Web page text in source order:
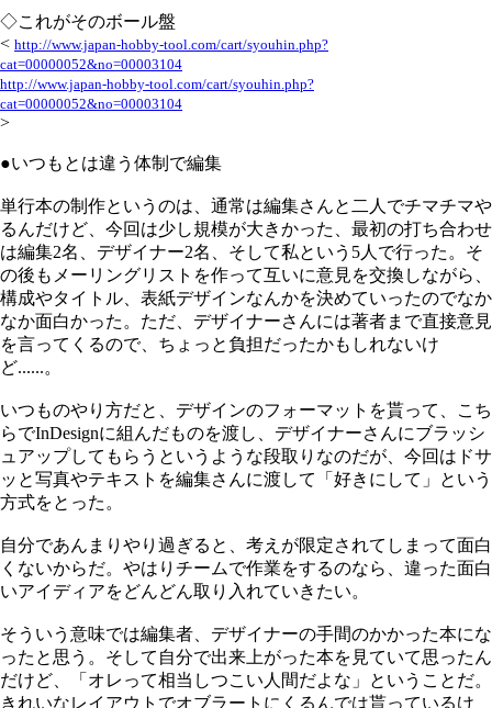
◇これがそのボール盤
< http://www.japan-hobby-tool.com/cart/syouhin.php?
cat=00000052&no=00003104
http://www.japan-hobby-tool.com/cart/syouhin.php?
cat=00000052&no=00003104
>
●いつもとは違う体制で編集
単行本の制作というのは、通常は編集さんと二人でチマチマや
るんだけど、今回は少し規模が大きかった、最初の打ち合わせ
は編集2名、デザイナー2名、そして私という5人で行った。そ
の後もメーリングリストを作って互いに意見を交換しながら、
構成やタイトル、表紙デザインなんかを決めていったのでなか
なか面白かった。ただ、デザイナーさんには著者まで直接意見
を言ってくるので、ちょっと負担だったかもしれないけ
ど......。
いつものやり方だと、デザインのフォーマットを貰って、こち
らでInDesignに組んだものを渡し、デザイナーさんにブラッシ
ュアップしてもらうというような段取りなのだが、今回はドサ
ッと写真やテキストを編集さんに渡して「好きにして」という
方式をとった。
自分であんまりやり過ぎると、考えが限定されてしまって面白
くないからだ。やはりチームで作業をするのなら、違った面白
いアイディアをどんどん取り入れていきたい。
そういう意味では編集者、デザイナーの手間のかかった本にな
ったと思う。そして自分で出来上がった本を見ていて思ったん
だけど、「オレって相当しつこい人間だよな」ということだ。
きれいなレイアウトでオブラートにくるんでは貰っているけ